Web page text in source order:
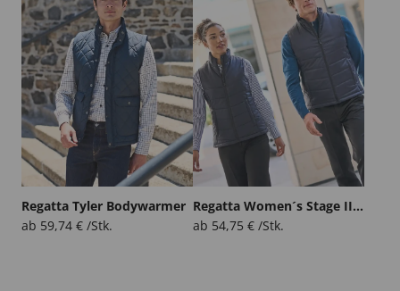
Regatta Tyler Bodywarmer
ab 59,74 € /Stk.
Regatta Women´s Stage II Insulated Bodywarmer
ab 54,75 € /Stk.